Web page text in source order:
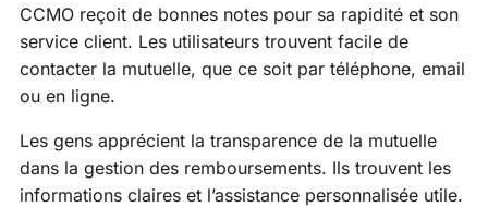
CCMO reçoit de bonnes notes pour sa rapidité et son
service client. Les utilisateurs trouvent facile de
contacter la mutuelle, que ce soit par téléphone, email
ou en ligne.
Les gens apprécient la transparence de la mutuelle
dans la gestion des remboursements. Ils trouvent les
informations claires et l’assistance personnalisée utile.